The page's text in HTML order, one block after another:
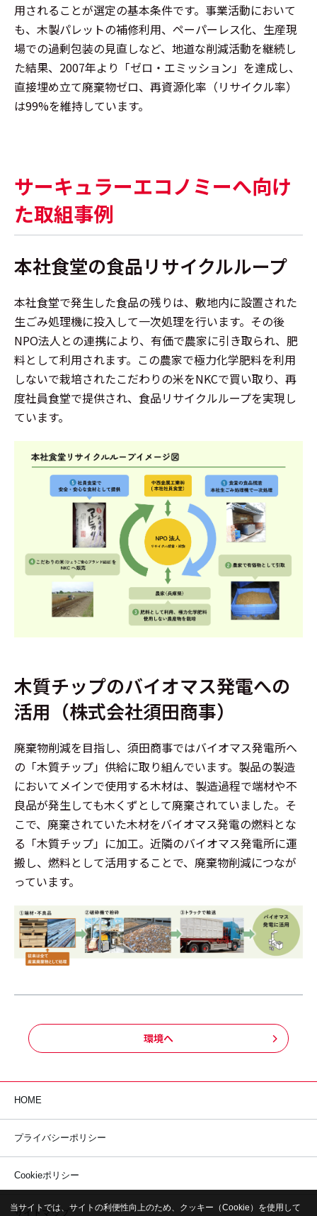
用されることが選定の基本条件です。事業活動において
も、木製パレットの補修利用、ペーパーレス化、生産現
場での過剰包装の見直しなど、地道な削減活動を継続し
た結果、2007年より「ゼロ・エミッション」を達成し、
直接埋め立て廃棄物ゼロ、再資源化率（リサイクル率）
は99%を維持しています。
サーキュラーエコノミーへ向け
た取組事例
本社食堂の食品リサイクルループ
本社食堂で発生した食品の残りは、敷地内に設置された
生ごみ処理機に投入して一次処理を行います。その後
NPO法人との連携により、有価で農家に引き取られ、肥
料として利用されます。この農家で極力化学肥料を利用
しないで栽培されたこだわりの米をNKCで買い取り、再
度社員食堂で提供され、食品リサイクルループを実現し
ています。
木質チップのバイオマス発電への
活用（株式会社須田商事）
廃棄物削減を目指し、須田商事ではバイオマス発電所へ
の「木質チップ」供給に取り組んでいます。製品の製造
においてメインで使用する木材は、製造過程で端材や不
良品が発生しても木くずとして廃棄されていました。そ
こで、廃棄されていた木材をバイオマス発電の燃料とな
る「木質チップ」に加工。近隣のバイオマス発電所に運
搬し、燃料として活用することで、廃棄物削減につなが
っています。
環境へ
HOME
プライバシーポリシー
Cookieポリシー
サイトマップ
当サイトでは、サイトの利便性向上のため、クッキー（Cookie）を使用して